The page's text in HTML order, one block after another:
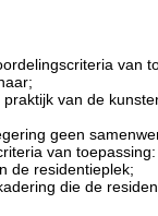
van
van de
geen
van toepassing:
de residentieplek;
die de